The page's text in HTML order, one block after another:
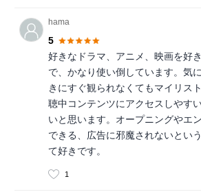
hama
5
好きなドラマ、アニメ、映画を好
で、かなり使い倒しています。気
きにすぐ観られなくてもマイリス
聴中コンテンツにアクセスしやす
いと思います。オープニングやエ
できる、広告に邪魔されないとい
て好きです。
1